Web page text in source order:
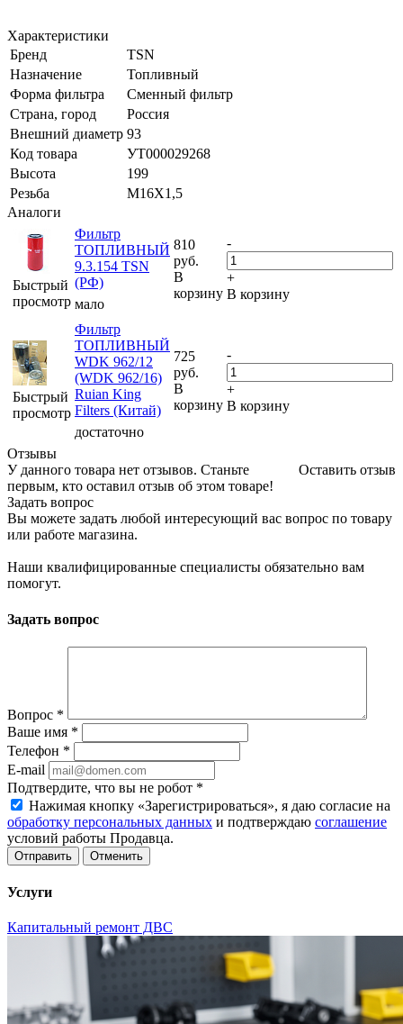
Характеристики
Бренд
TSN
Назначение
Топливный
Форма фильтра
Сменный фильтр
Страна, город
Россия
Внешний диаметр 93
Код товара
УТ000029268
Высота
199
Резьба
M16X1,5
Аналоги
Быстрый
просмотр
Фильтр
ТОПЛИВНЫЙ
9.3.154 TSN
(РФ)
мало
810
руб.
В
корзину
-
+
В корзину
Быстрый
просмотр
Фильтр
ТОПЛИВНЫЙ
WDK 962/12
(WDK 962/16)
Ruian King
Filters (Китай)
достаточно
725
руб.
В
корзину
-
+
В корзину
Отзывы
Оставить отзыв
У данного товара нет отзывов. Станьте
первым, кто оставил отзыв об этом товаре!
Задать вопрос
Вы можете задать любой интересующий вас вопрос по товару
или работе магазина.
Наши квалифицированные специалисты обязательно вам
помогут.
Задать вопрос
Вопрос *
Ваше имя *
Телефон *
E-mail
Подтвердите, что вы не робот *
Нажимая кнопку «Зарегистрироваться», я даю согласие на
обработку персональных данных и подтверждаю соглашение
условий работы Продавца.
Отменить
Услуги
Капитальный ремонт ДВС